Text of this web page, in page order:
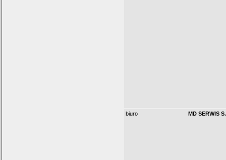
biuro MD SERWIS